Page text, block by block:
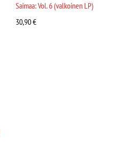
Saimaa: Vol. 6 (valkoinen LP)
30,90€